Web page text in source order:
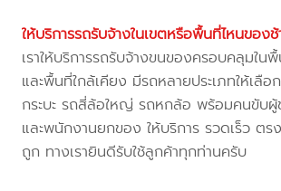
ให้บริการรถรับจ้างในเขตหรือพื้นที่ไหนของ
เราให้บริการรถรับจ้างขนของครอบคลุมใน
และพื้นที่ใกล้เคียง มีรถหลายประเภทให้เลือ
กระบะ รถสี่ล้อใหญ่ รถหกล้อ พร้อมคนขับผู้
และพนักงานยกของ ให้บริการ รวดเร็ว ตรง
ถูก ทางเรายินดีรับใช้ลูกค้าทุกท่านครับ